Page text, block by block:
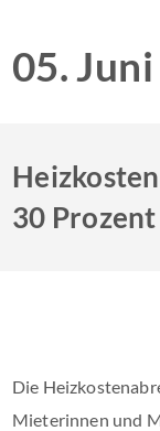
05.
30
Die
Mieterinnen und